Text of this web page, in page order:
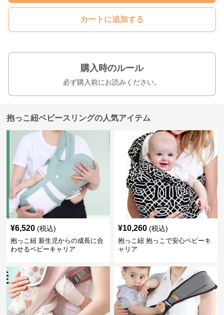
カートに追加する
購入時のルール
必ず購入前にお読みください。
抱っこ紐ベビースリングの人気アイテム
¥6,520 (税込)
抱っこ紐 新生児からの成長に合
わせるベビーキャリア
¥10,260 (税込)
抱っこ紐 抱っこで安心ベビーキ
ャリア